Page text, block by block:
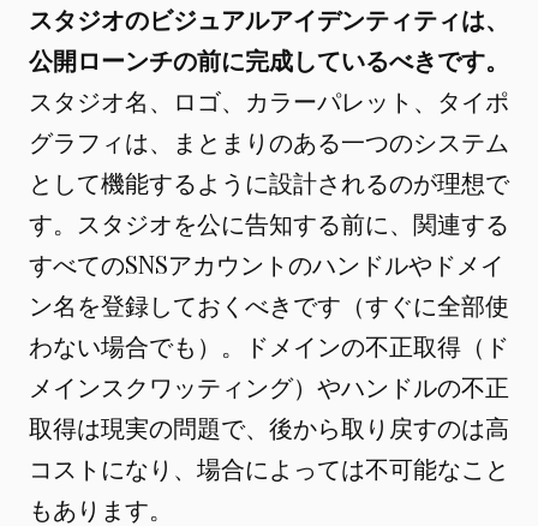
スタジオのビジュアルアイデンティティは、
公開ローンチの前に完成しているべきです。
スタジオ名、ロゴ、カラーパレット、タイポ
グラフィは、まとまりのある一つのシステム
として機能するように設計されるのが理想で
す。スタジオを公に告知する前に、関連する
すべてのSNSアカウントのハンドルやドメイ
ン名を登録しておくべきです（すぐに全部使
わない場合でも）。ドメインの不正取得（ド
メインスクワッティング）やハンドルの不正
取得は現実の問題で、後から取り戻すのは高
コストになり、場合によっては不可能なこと
もあります。